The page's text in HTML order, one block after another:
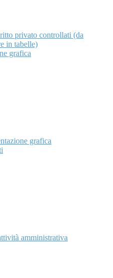
privato controllati (da
in tabelle)
grafica
grafica
amministrativa